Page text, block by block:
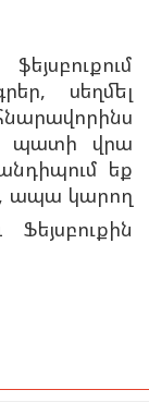
սեղմել
պատի վրա
եք
ապա կարող